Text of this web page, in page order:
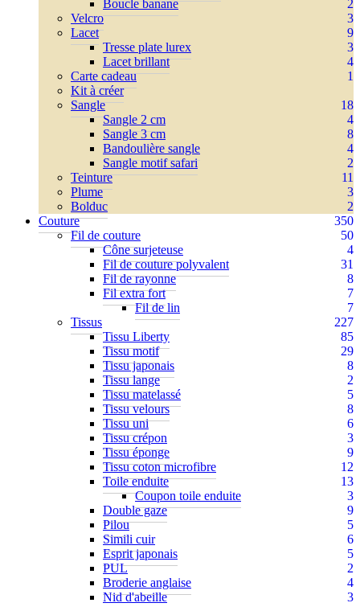
Boucle banane
2
Velcro
3
Lacet
9
Tresse plate lurex
3
Lacet brillant
4
Carte cadeau
1
Kit à créer
Sangle
18
Sangle 2 cm
4
Sangle 3 cm
8
Bandoulière sangle
4
Sangle motif safari
2
Teinture
11
Plume
3
Bolduc
2
Couture
350
Fil de couture
50
Cône surjeteuse
4
Fil de couture polyvalent
31
Fil de rayonne
8
Fil extra fort
7
Fil de lin
7
Tissus
227
Tissu Liberty
85
Tissu motif
29
Tissu japonais
8
Tissu lange
2
Tissu matelassé
5
Tissu velours
8
Tissu uni
6
Tissu crépon
3
Tissu éponge
9
Tissu coton microfibre
12
Toile enduite
13
Coupon toile enduite
3
Double gaze
9
Pilou
5
Simili cuir
6
Esprit japonais
5
PUL
2
Broderie anglaise
4
Nid d'abeille
3